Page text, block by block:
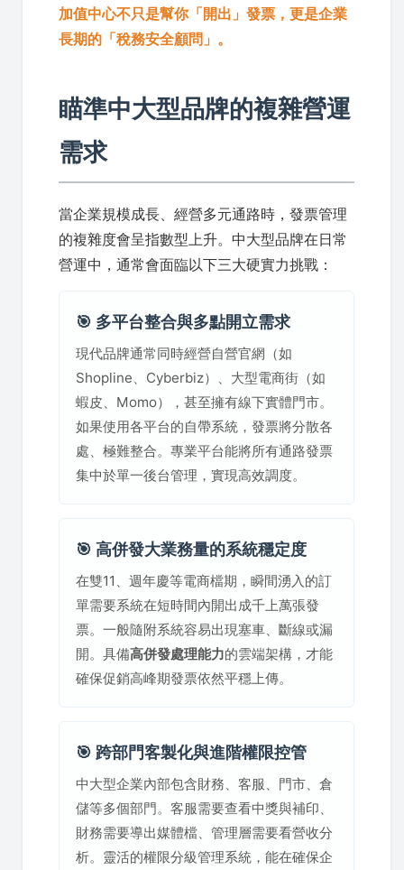
加值中心不只是幫你「開出」發票，更是企業
長期的「稅務安全顧問」。
瞄準中大型品牌的複雜營運
需求
當企業規模成長、經營多元通路時，發票管理
的複雜度會呈指數型上升。中大型品牌在日常
營運中，通常會面臨以下三大硬實力挑戰：
🎯 多平台整合與多點開立需求
現代品牌通常同時經營自營官網（如
Shopline、Cyberbiz）、大型電商街（如
蝦皮、Momo），甚至擁有線下實體門市。
如果使用各平台的自帶系統，發票將分散各
處、極難整合。專業平台能將所有通路發票
集中於單一後台管理，實現高效調度。
🎯 高併發大業務量的系統穩定度
在雙11、週年慶等電商檔期，瞬間湧入的訂
單需要系統在短時間內開出成千上萬張發
票。一般隨附系統容易出現塞車、斷線或漏
開。具備高併發處理能力的雲端架構，才能
確保促銷高峰期發票依然平穩上傳。
🎯 跨部門客製化與進階權限控管
中大型企業內部包含財務、客服、門市、倉
儲等多個部門。客服需要查看中獎與補印、
財務需要導出媒體檔、管理層需要看營收分
析。靈活的權限分級管理系統，能在確保企